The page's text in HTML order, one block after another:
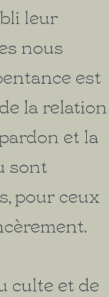
leur
nous
est
la relation
et la
sont
pour ceux
culte et de